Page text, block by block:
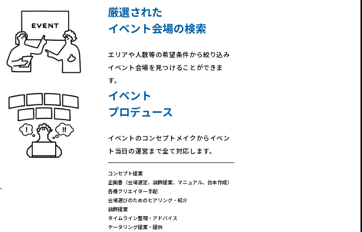
厳選された
イベント会場の検索
エリアや人数等の希望条件から絞り込み
イベント会場を見つけることができま
す。
イベント
プロデュース
イベントのコンセプトメイクからイベン
ト当日の運営まで全て対応します。
コンセプト提案
企画書（会場選定、装飾提案、マニュアル、台本作成）
各種クリエイター手配
会場選びのためのヒアリング・紹介
装飾提案
タイムライン整理・アドバイス
ケータリング提案・提供